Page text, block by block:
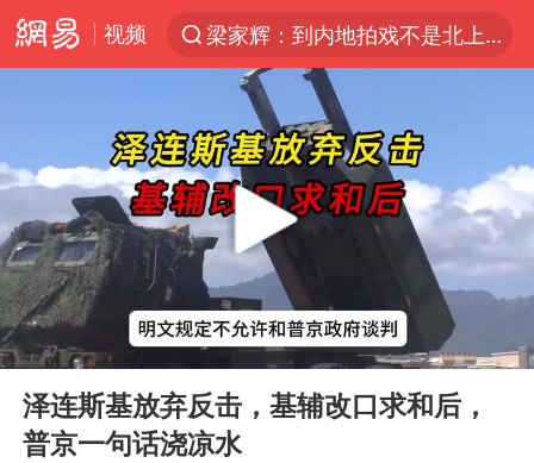
视频
梁家辉：到内地拍戏不是北上是回归
解锁各地夏日限定体验
白海豚将正面袭击贯穿浙江
富婆带资进组给自己硬加60多场吻戏
金饰克价一夜涨回1300元
名创优品一次性内裤 颜面尽失
视频丨中国东方电气集团原党组副书记、董事宋致远被查
46岁的殷桃看着像20岁
包文婧：二胎很难一碗水端平
Play
00:00 06:10
泽连斯基放弃反击，基辅改口求和后，
普京一句话浇凉水